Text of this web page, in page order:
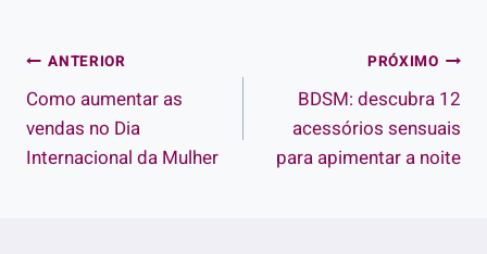
Navegação
de
Post
ANTERIOR
Como aumentar as
vendas no Dia
Internacional da Mulher
PRÓXIMO
BDSM: descubra 12
acessórios sensuais
para apimentar a noite